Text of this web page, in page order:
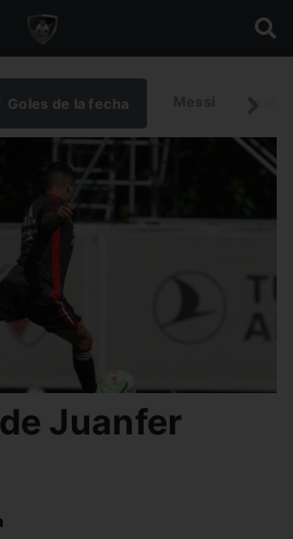
Goles de la fecha
Juanfer